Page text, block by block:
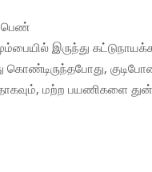
இருந்து
கொண்டிருந்தபோது,
மற்ற பயணிகளை